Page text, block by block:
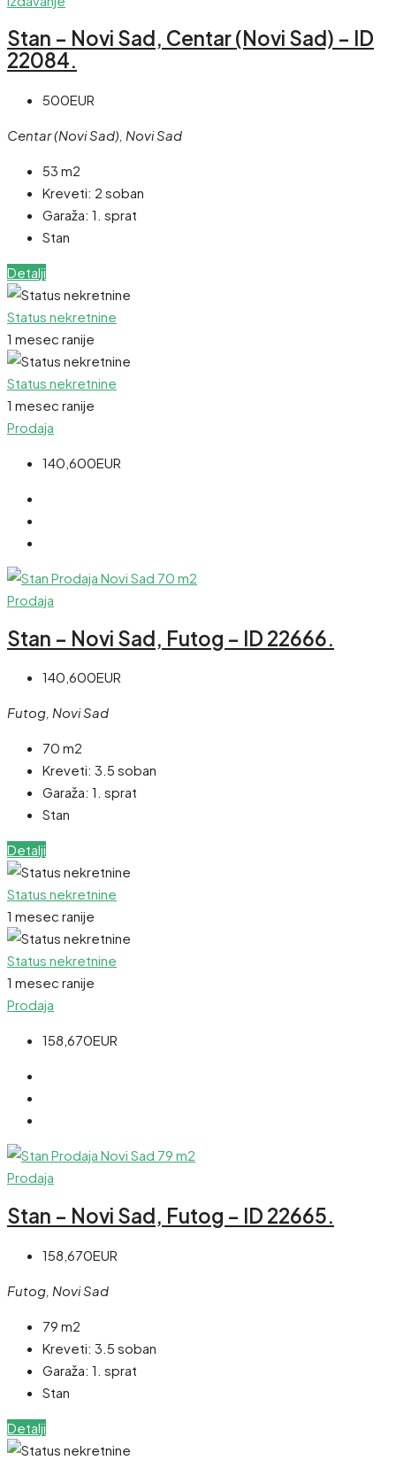
Stan – Novi Sad, Centar (Novi Sad) – ID
22084.
500EUR
Centar (Novi Sad), Novi Sad
53 m2
Kreveti: 2 soban
Garaža: 1. sprat
Stan
Detalji
Status nekretnine
1 mesec ranije
Status nekretnine
1 mesec ranije
Prodaja
140,600EUR
Prodaja
Stan – Novi Sad, Futog – ID 22666.
140,600EUR
Futog, Novi Sad
70 m2
Kreveti: 3.5 soban
Garaža: 1. sprat
Stan
Detalji
Status nekretnine
1 mesec ranije
Status nekretnine
1 mesec ranije
Prodaja
158,670EUR
Prodaja
Stan – Novi Sad, Futog – ID 22665.
158,670EUR
Futog, Novi Sad
79 m2
Kreveti: 3.5 soban
Garaža: 1. sprat
Stan
Detalji